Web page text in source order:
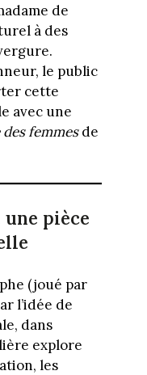
de
à des
le public
cette
avec une
des femmesde
une pièce
(joué par
l’idée de
dans
explore
les